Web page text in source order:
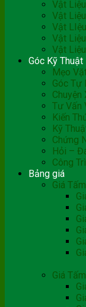
Vật
Vật
Vật
Vật
Vật
Góc Kỹ Thuật
Mẹo
Góc Tự
Chuyện
Tư Vấn
Kiến
Kỹ
Chứng
Hỏi –
Công
Bảng giá
Giá
Giá